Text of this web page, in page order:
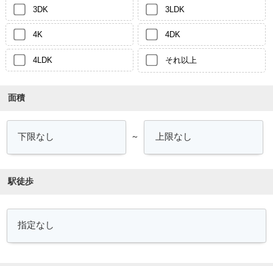
3DK 3LDK
4K 4DK
4LDK それ以上
面積
～
駅徒歩